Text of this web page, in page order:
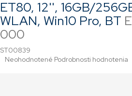
ET80, 12'', 16GB/
WLAN, Win10 Pro, BT
000
ST00839
Priemerné
Neohodnotené Podrobnosti hodnotenia